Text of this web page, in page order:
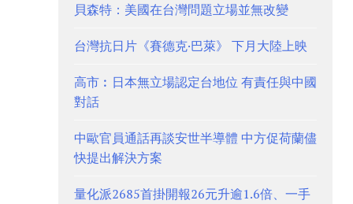
貝森特：美國在台灣問題立場並無改變
台灣抗日片《賽德克·巴萊》 下月大陸上映
高市︰日本無立場認定台地位 有責任與中國
對話
中歐官員通話再談安世半導體 中方促荷蘭儘
快提出解決方案
量化派2685首掛開報26元升逾1.6倍、一手